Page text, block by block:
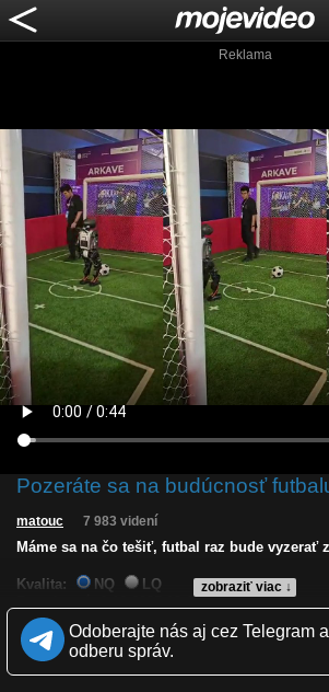
Reklama
Pozeráte sa na budúcnosť
zobraziť viac ↓
matouc 7 983 videní
Máme sa na čo tešiť, futbal raz bude vyzerať
Kvalita: NQ
LQ
Zverejnené: 6.12.2025 19:14
Páči sa: 27% (15 hlasov)
Obľúbené: 1
Komentárov: 23
Dľžka: 0:44
Odoberajte nás aj cez Telegram
odberu správ.